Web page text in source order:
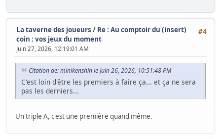
#4
La taverne des joueurs / Re : Au comptoir du (insert)
coin : vos jeux du moment
Juin 27, 2026, 12:19:01 AM
Citation de: minikenshin le Juin 26, 2026, 10:51:48 PM
C'est loin d'être les premiers à faire ça... et ça ne sera
pas les derniers...
Un triple A, c'est une première quand même.